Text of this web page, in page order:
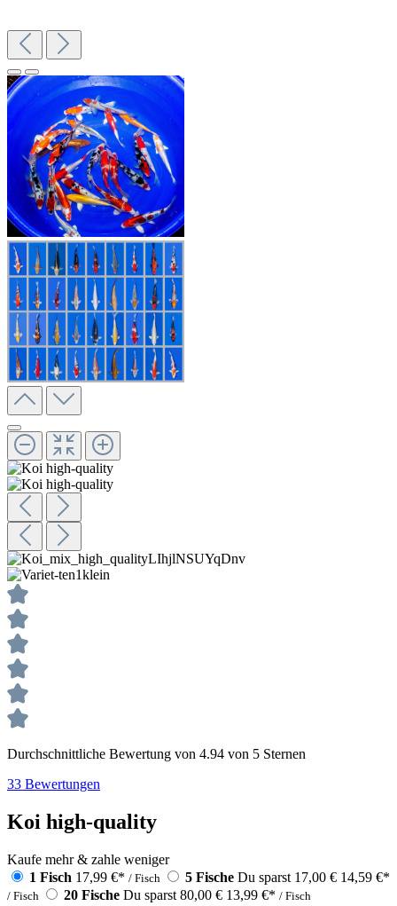
Durchschnittliche Bewertung von 4.94 von 5 Sternen
33 Bewertungen
Koi high-quality
Kaufe mehr & zahle weniger
1 Fisch 17,99 €* / Fisch 5 Fische Du sparst 17,00 € 14,59 €*
/ Fisch 20 Fische Du sparst 80,00 € 13,99 €* / Fisch